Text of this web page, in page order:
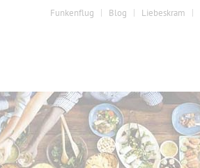
Funkenflug Blog Liebeskram